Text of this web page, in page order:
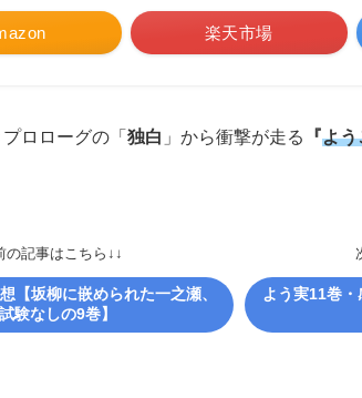
楽天市場
ロローグの「 独白 」から衝撃が走る 『よう
の記事はこちら↓↓
【坂柳に嵌められた一之瀬、
試験なしの9巻】
よう実11巻